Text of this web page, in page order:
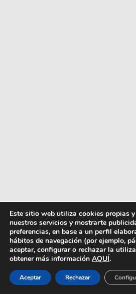
Este sitio web utiliza cookies propias
nuestros servicios y mostrarte
preferencias, en base a un perfil
hábitos de navegación (por ejemplo,
aceptar, configurar o rechazar la
obtener más información AQUÍ.
Aceptar Rechazar